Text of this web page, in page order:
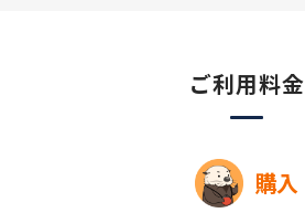
ご利用料金
購入